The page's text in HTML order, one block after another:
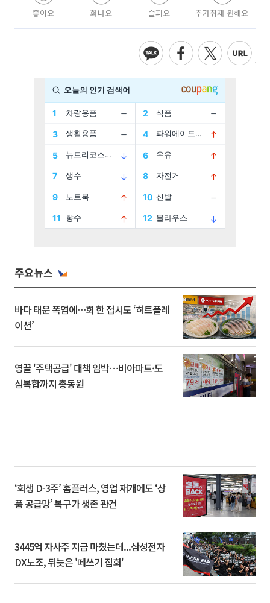
좋아요 화나요 슬퍼요 추가취재 원해요
주요뉴스
바다 태운 폭염에…회 한 접시도 ‘히트플레
이션’
영끌 '주택공급' 대책 임박⋯비아파트·도
심복합까지 총동원
‘회생 D-3주’ 홈플러스, 영업 재개에도 ‘상
품 공급망’ 복구가 생존 관건
3445억 자사주 지급 마쳤는데...삼성전자
DX노조, 뒤늦은 '떼쓰기 집회'